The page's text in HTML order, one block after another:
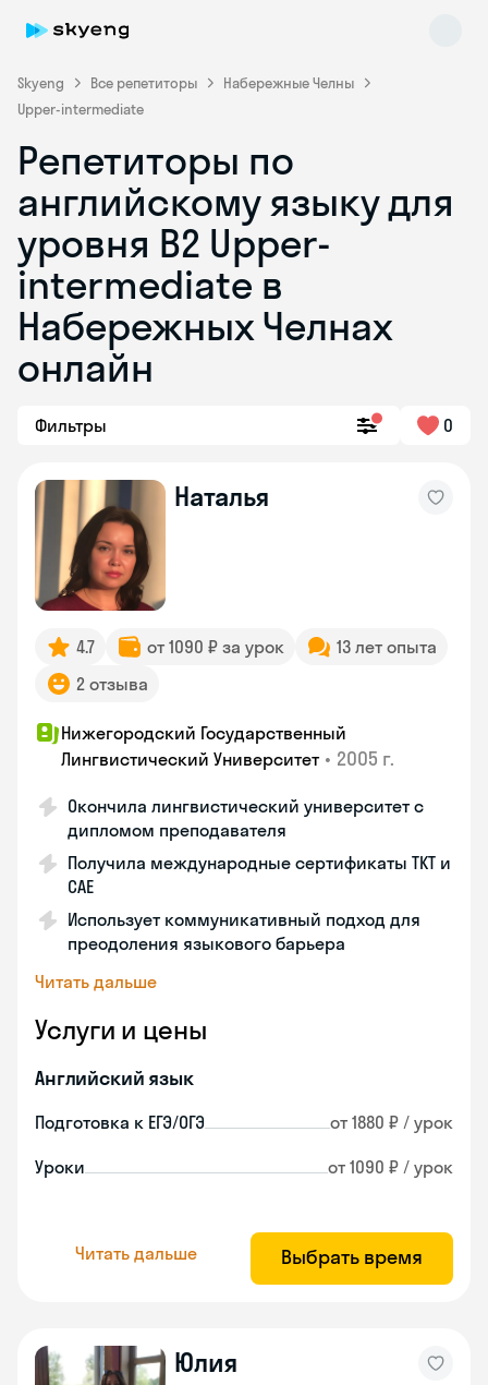
Skyeng Все репетиторы
Набережные Челны
Upper-intermediate
Репетиторы по
английскому языку для
уровня B2 Upper-
intermediate в
Набережных Челнах
онлайн
Фильтры 0
Наталья
4.7 от 1090 ₽ за урок
13 лет опыта
2 отзыва
Нижегородский Государственный
Лингвистический Университет • 2005 г.
Окончила лингвистический университет с
дипломом преподавателя
Получила международные сертификаты TKT и
CAE
Использует коммуникативный подход для
преодоления языкового барьера
Читать дальше
Услуги и цены
Английский язык
Подготовка к ЕГЭ/ОГЭ от 1880 ₽ / урок
Уроки от 1090 ₽ / урок
Читать дальше Выбрать время
Юлия
Skyeng Chat